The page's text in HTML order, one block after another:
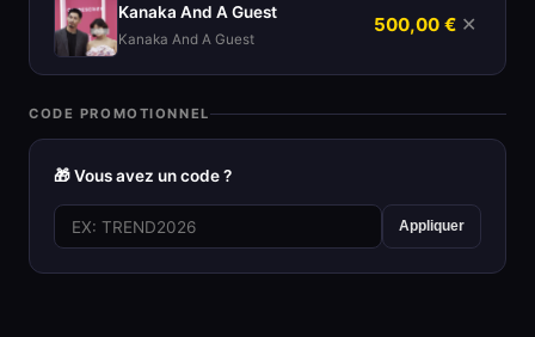
Kanaka And A Guest
Kanaka And A Guest
500,00 € ✕
CODE PROMOTIONNEL
🎁 Vous avez un code ?
Appliquer